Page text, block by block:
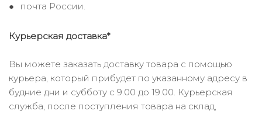
почта России.
Курьерская доставка*
Вы можете заказать доставку товара с помощью
курьера, который прибудет по указанному адресу в
будние дни и субботу с 9.00 до 19.00. Курьерская
служба, после поступления товара на склад,